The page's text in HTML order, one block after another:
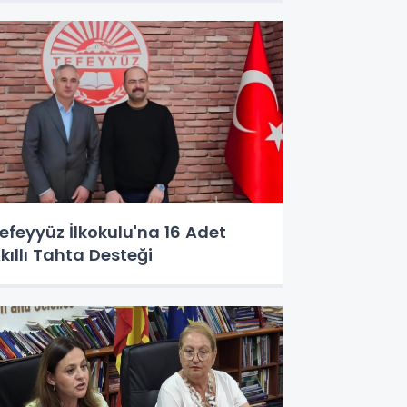
İlkokulu'na 16 Adet
Tahta Desteği